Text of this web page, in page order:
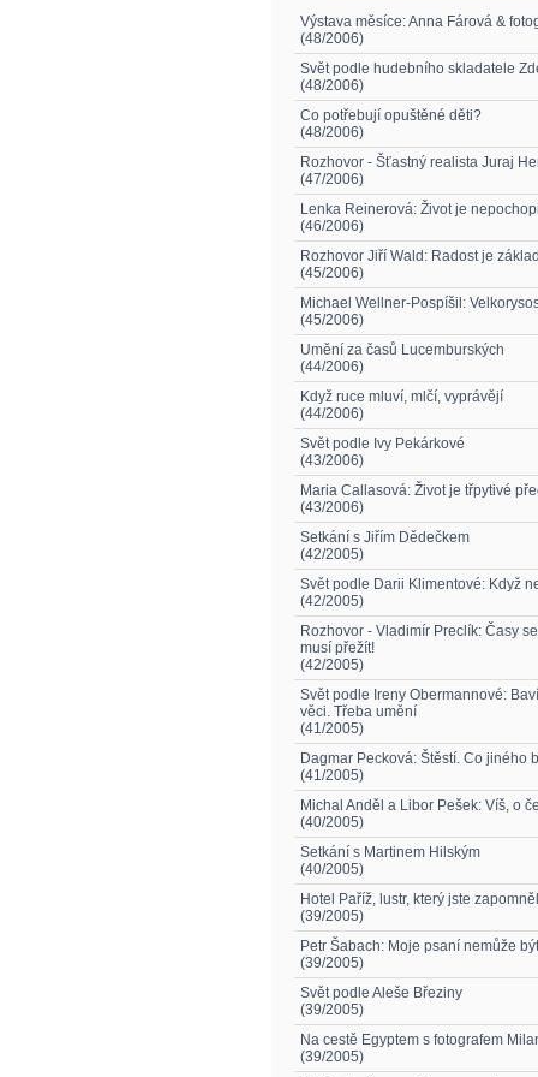
Výstava měsíce: Anna Fárová &
(48/2006)
Svět podle hudebního skladatele
(48/2006)
Co potřebují opuštěné děti?
(48/2006)
Rozhovor - Šťastný realista Juraj
(47/2006)
Lenka Reinerová: Život je
(46/2006)
Rozhovor Jiří Wald: Radost je
(45/2006)
Michael Wellner-Pospíšil:
(45/2006)
Umění za časů Lucemburských
(44/2006)
Když ruce mluví, mlčí, vyprávějí
(44/2006)
Svět podle Ivy Pekárkové
(43/2006)
Maria Callasová: Život je třpytivé
(43/2006)
Setkání s Jiřím Dědečkem
(42/2005)
Svět podle Darii Klimentové: Když
(42/2005)
Rozhovor - Vladimír Preclík: Časy
musí přežít!
(42/2005)
Svět podle Ireny Obermannové:
věci. Třeba umění
(41/2005)
Dagmar Pecková: Štěstí. Co jiného
(41/2005)
Michal Anděl a Libor Pešek: Víš, o
(40/2005)
Setkání s Martinem Hilským
(40/2005)
Hotel Paříž, lustr, který jste
(39/2005)
Petr Šabach: Moje psaní nemůže
(39/2005)
Svět podle Aleše Březiny
(39/2005)
Na cestě Egyptem s fotografem
(39/2005)